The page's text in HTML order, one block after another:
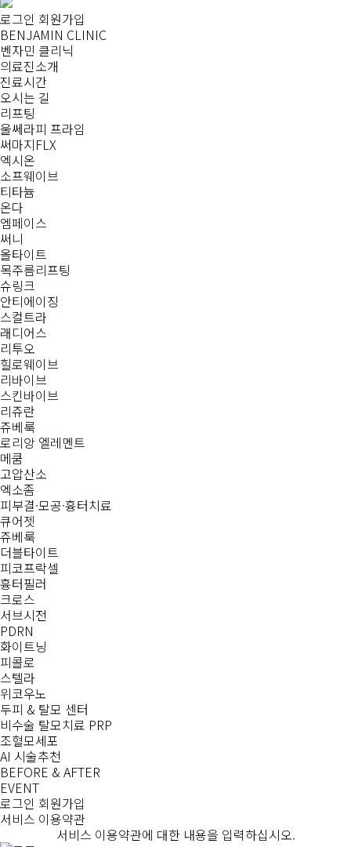
로그인 회원가입
BENJAMIN CLINIC
벤자민 클리닉
의료진소개
진료시간
오시는 길
리프팅
울쎄라피 프라임
써마지FLX
엑시온
소프웨이브
티타늄
온다
엠페이스
써니
올타이트
목주름리프팅
슈링크
안티에이징
스컬트라
래디어스
리투오
힐로웨이브
리바이브
스킨바이브
리쥬란
쥬베룩
로리앙 엘레멘트
메쿰
고압산소
엑소좀
피부결·모공·흉터치료
큐어젯
쥬베룩
더블타이트
피코프락셀
흉터필러
크로스
서브시전
PDRN
화이트닝
피콜로
스텔라
위코우노
두피 & 탈모 센터
비수술 탈모치료 PRP
조혈모세포
AI 시술추천
BEFORE & AFTER
EVENT
로그인 회원가입
서비스 이용약관
서비스 이용약관에 대한 내용을 입력하십시오.